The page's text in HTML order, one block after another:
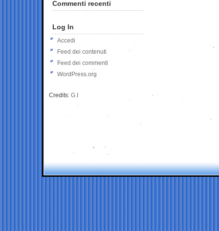
Commenti recenti
Log In
Accedi
Feed dei contenuti
Feed dei commenti
WordPress.org
Credits: G.I